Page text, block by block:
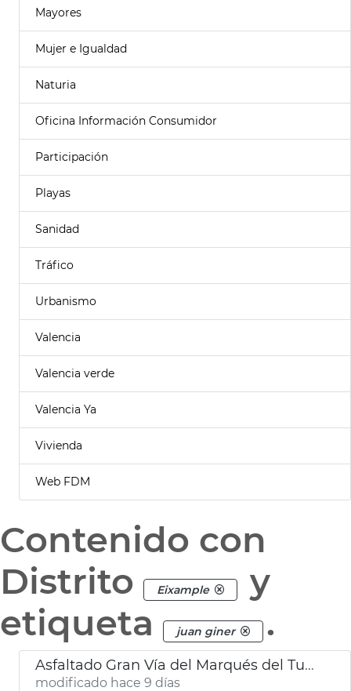
Mayores
Mujer e Igualdad
Naturia
Oficina Información Consumidor
Participación
Playas
Sanidad
Tráfico
Urbanismo
Valencia
Valencia verde
Valencia Ya
Vivienda
Web FDM
Contenido con
Distrito
Eixample
y
etiqueta
juan giner .
Asfaltado Gran Vía del Marqués del Turia València
modificado hace 9 días